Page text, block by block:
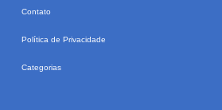
Contato
Política de Privacidade
Categorias